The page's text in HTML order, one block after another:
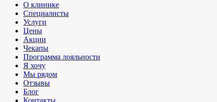
О клинике
Специалисты
Услуги
Цены
Акции
Чекапы
Программа лояльности
Я хочу
Мы рядом
Отзывы
Блог
Контакты